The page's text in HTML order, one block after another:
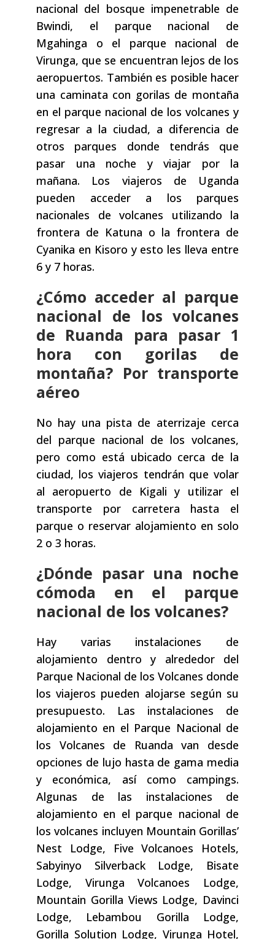
nacional del bosque impenetrable de
Bwindi, el parque nacional de
Mgahinga o el parque nacional de
Virunga, que se encuentran lejos de los
aeropuertos. También es posible hacer
una caminata con gorilas de montaña
en el parque nacional de los volcanes y
regresar a la ciudad, a diferencia de
otros parques donde tendrás que
pasar una noche y viajar por la
mañana. Los viajeros de Uganda
pueden acceder a los parques
nacionales de volcanes utilizando la
frontera de Katuna o la frontera de
Cyanika en Kisoro y esto les lleva entre
6 y 7 horas.
¿Cómo acceder al parque
nacional de los volcanes
de Ruanda para pasar 1
hora con gorilas de
montaña? Por transporte
aéreo
No hay una pista de aterrizaje cerca
del parque nacional de los volcanes,
pero como está ubicado cerca de la
ciudad, los viajeros tendrán que volar
al aeropuerto de Kigali y utilizar el
transporte por carretera hasta el
parque o reservar alojamiento en solo
2 o 3 horas.
¿Dónde pasar una noche
cómoda en el parque
nacional de los volcanes?
Hay varias instalaciones de
alojamiento dentro y alrededor del
Parque Nacional de los Volcanes donde
los viajeros pueden alojarse según su
presupuesto. Las instalaciones de
alojamiento en el Parque Nacional de
los Volcanes de Ruanda van desde
opciones de lujo hasta de gama media
y económica, así como campings.
Algunas de las instalaciones de
alojamiento en el parque nacional de
los volcanes incluyen Mountain Gorillas’
Nest Lodge, Five Volcanoes Hotels,
Sabyinyo Silverback Lodge, Bisate
Lodge, Virunga Volcanoes Lodge,
Mountain Gorilla Views Lodge, Davinci
Lodge, Lebambou Gorilla Lodge,
Gorilla Solution Lodge, Virunga Hotel,